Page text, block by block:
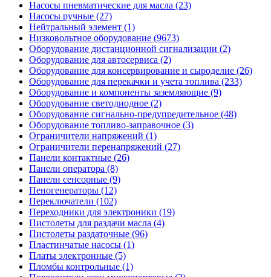
Насосы пневматические для масла (23)
Насосы ручные (27)
Нейтральный элемент (1)
Низковольтное оборудование (9673)
Оборудование дистанционной сигнализации (2)
Оборудование для автосервиса (2)
Оборудование для консервирование и сыроделие (26)
Оборудование для перекачки и учета топлива (233)
Оборудование и компоненты заземляющие (9)
Оборудование светодиодное (2)
Оборудование сигнально-предупредительное (48)
Оборудование топливо-заправочное (3)
Ограничители напряжений (1)
Ограничители перенапряжений (27)
Панели контактные (26)
Панели оператора (8)
Панели сенсорные (9)
Пеногенераторы (12)
Переключатели (102)
Переходники для электроники (19)
Пистолеты для раздачи масла (4)
Пистолеты раздаточные (96)
Пластинчатые насосы (1)
Платы электронные (5)
Пломбы контрольные (1)